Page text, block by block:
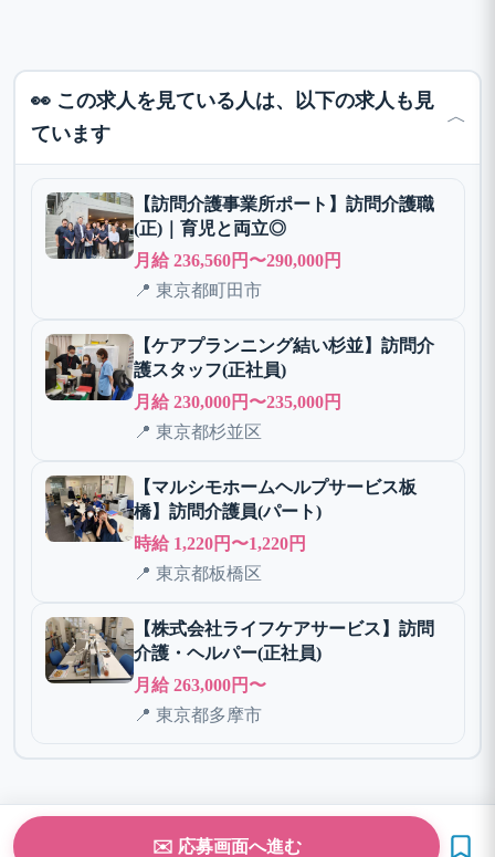
👀 この求人を見ている人は、以下の求人も見
ています
﹀
【訪問介護事業所ポート】訪問介護職
(正)｜育児と両立◎
月給 236,560円〜290,000円
📍 東京都町田市
【ケアプランニング結い杉並】訪問介
護スタッフ(正社員)
月給 230,000円〜235,000円
📍 東京都杉並区
【マルシモホームヘルプサービス板
橋】訪問介護員(パート)
時給 1,220円〜1,220円
📍 東京都板橋区
【株式会社ライフケアサービス】訪問
介護・ヘルパー(正社員)
月給 263,000円〜
📍 東京都多摩市
✉️ 応募画面へ進む